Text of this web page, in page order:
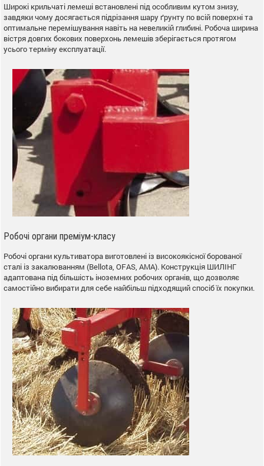
Широкі крильчаті лемеші встановлені під особливим кутом знизу,
завдяки чому досягається підрізання шару ґрунту по всій поверхні та
оптимальне перемішування навіть на невеликій глибині. Робоча ширина
вістря довгих бокових поверхонь лемешів зберігається протягом
усього терміну експлуатації.
Робочі органи преміум-класу
Робочі органи культиватора виготовлені із високоякісної борованої
сталі із закалюванням (Веllota, OFAS, AMA). Конструкція ШИЛІНГ
адаптована під більшість іноземних робочих органів, що дозволяє
самостійно вибирати для себе найбільш підходящий спосіб їх покупки.